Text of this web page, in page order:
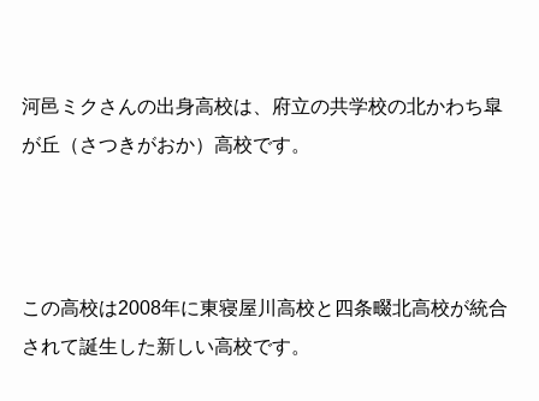
河邑ミクさんの出身高校は、府立の共学校の北かわち皐
が丘（さつきがおか）高校です。
この高校は2008年に東寝屋川高校と四条畷北高校が統合
されて誕生した新しい高校です。